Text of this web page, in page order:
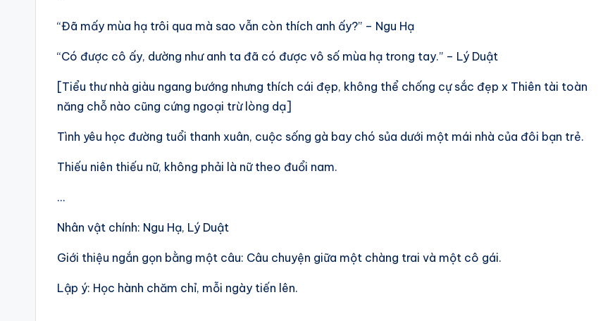
“Đã mấy mùa hạ trôi qua mà sao vẫn còn thích anh ấy?” – Ngu Hạ
“Có được cô ấy, dường như anh ta đã có được vô số mùa hạ trong tay.” – Lý Duật
[Tiểu thư nhà giàu ngang bướng nhưng thích cái đẹp, không thể chống cự sắc đẹp x Thiên tài toàn
năng chỗ nào cũng cứng ngoại trừ lòng dạ]
Tình yêu học đường tuổi thanh xuân, cuộc sống gà bay chó sủa dưới một mái nhà của đôi bạn trẻ.
Thiếu niên thiếu nữ, không phải là nữ theo đuổi nam.
…
Nhân vật chính: Ngu Hạ, Lý Duật
Giới thiệu ngắn gọn bằng một câu: Câu chuyện giữa một chàng trai và một cô gái.
Lập ý: Học hành chăm chỉ, mỗi ngày tiến lên.